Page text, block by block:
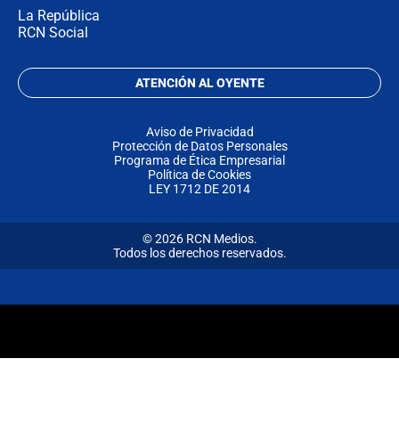
La República
RCN Social
ATENCIÓN AL OYENTE
Aviso de Privacidad
Protección de Datos Personales
Programa de Ética Empresarial
Política de Cookies
LEY 1712 DE 2014
© 2026 RCN Medios.
Todos los derechos reservados.